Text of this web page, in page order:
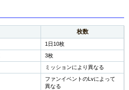
枚数
1日10枚
3枚
ミッションにより異なる
ファンイベントのLvによって
異なる